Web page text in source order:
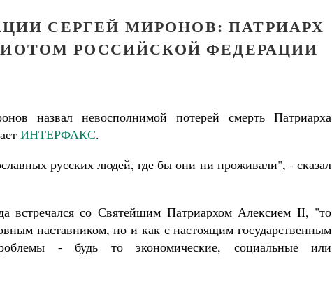
СЕРГЕЙ МИРОНОВ: ПАТРИАРХ
РОССИЙСКОЙ ФЕДЕРАЦИИ
назвал невосполнимой потерей смерть Патриарха
ИНТЕРФАКС.
русских людей, где бы они ни проживали", - сказал
встречался со Святейшим Патриархом Алексием II, "то
наставником, но и как с настоящим государственным
- будь то экономические, социальные или